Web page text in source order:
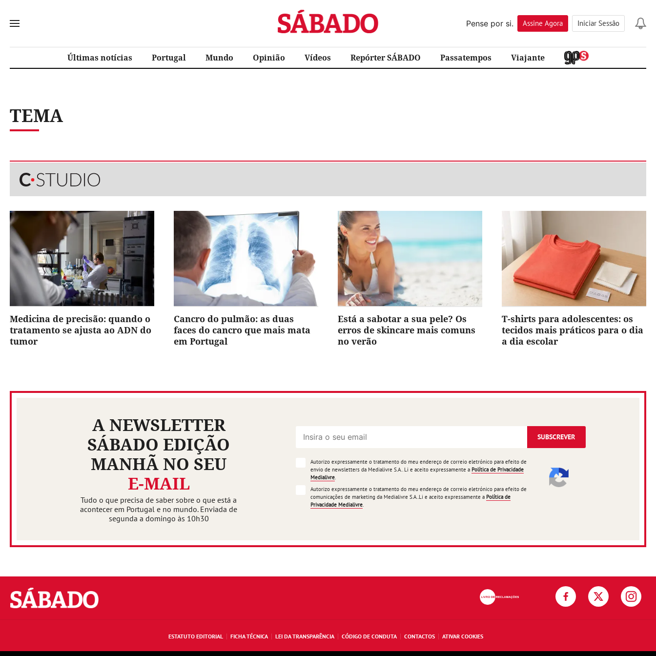
Sábado
Pense por si.
Assine Agora Iniciar Sessão
Últimas notícias Portugal Mundo Opinião Vídeos Repórter SÁBADO Passatempos Viajante
TEMA
Medicina de precisão: quando o
tratamento se ajusta ao ADN do
tumor
Cancro do pulmão: as duas
faces do cancro que mais mata
em Portugal
Está a sabotar a sua pele? Os
erros de skincare mais comuns
no verão
T-shirts para adolescentes: os
tecidos mais práticos para o dia
a dia escolar
A NEWSLETTER
SÁBADO EDIÇÃO
MANHÃ NO SEU
E-MAIL
Tudo o que precisa de saber sobre o que está a
acontecer em Portugal e no mundo. Enviada de
segunda a domingo às 10h30
SUBSCREVER
Autorizo expressamente o tratamento do meu endereço de correio eletrónico para efeito de
envio de newsletters da Medialivre S.A.. Li e aceito expressamente a Política de Privacidade
Medialivre
Autorizo expressamente o tratamento do meu endereço de correio eletrónico para efeito de
comunicações de marketing da Medialivre S.A..Li e aceito expressamente a Política de
Privacidade Medialivre
Sábado
ESTATUTO EDITORIAL FICHA TÉCNICA LEI DA TRANSPARÊNCIA CÓDIGO DE CONDUTA CONTACTOS ATIVAR COOKIES